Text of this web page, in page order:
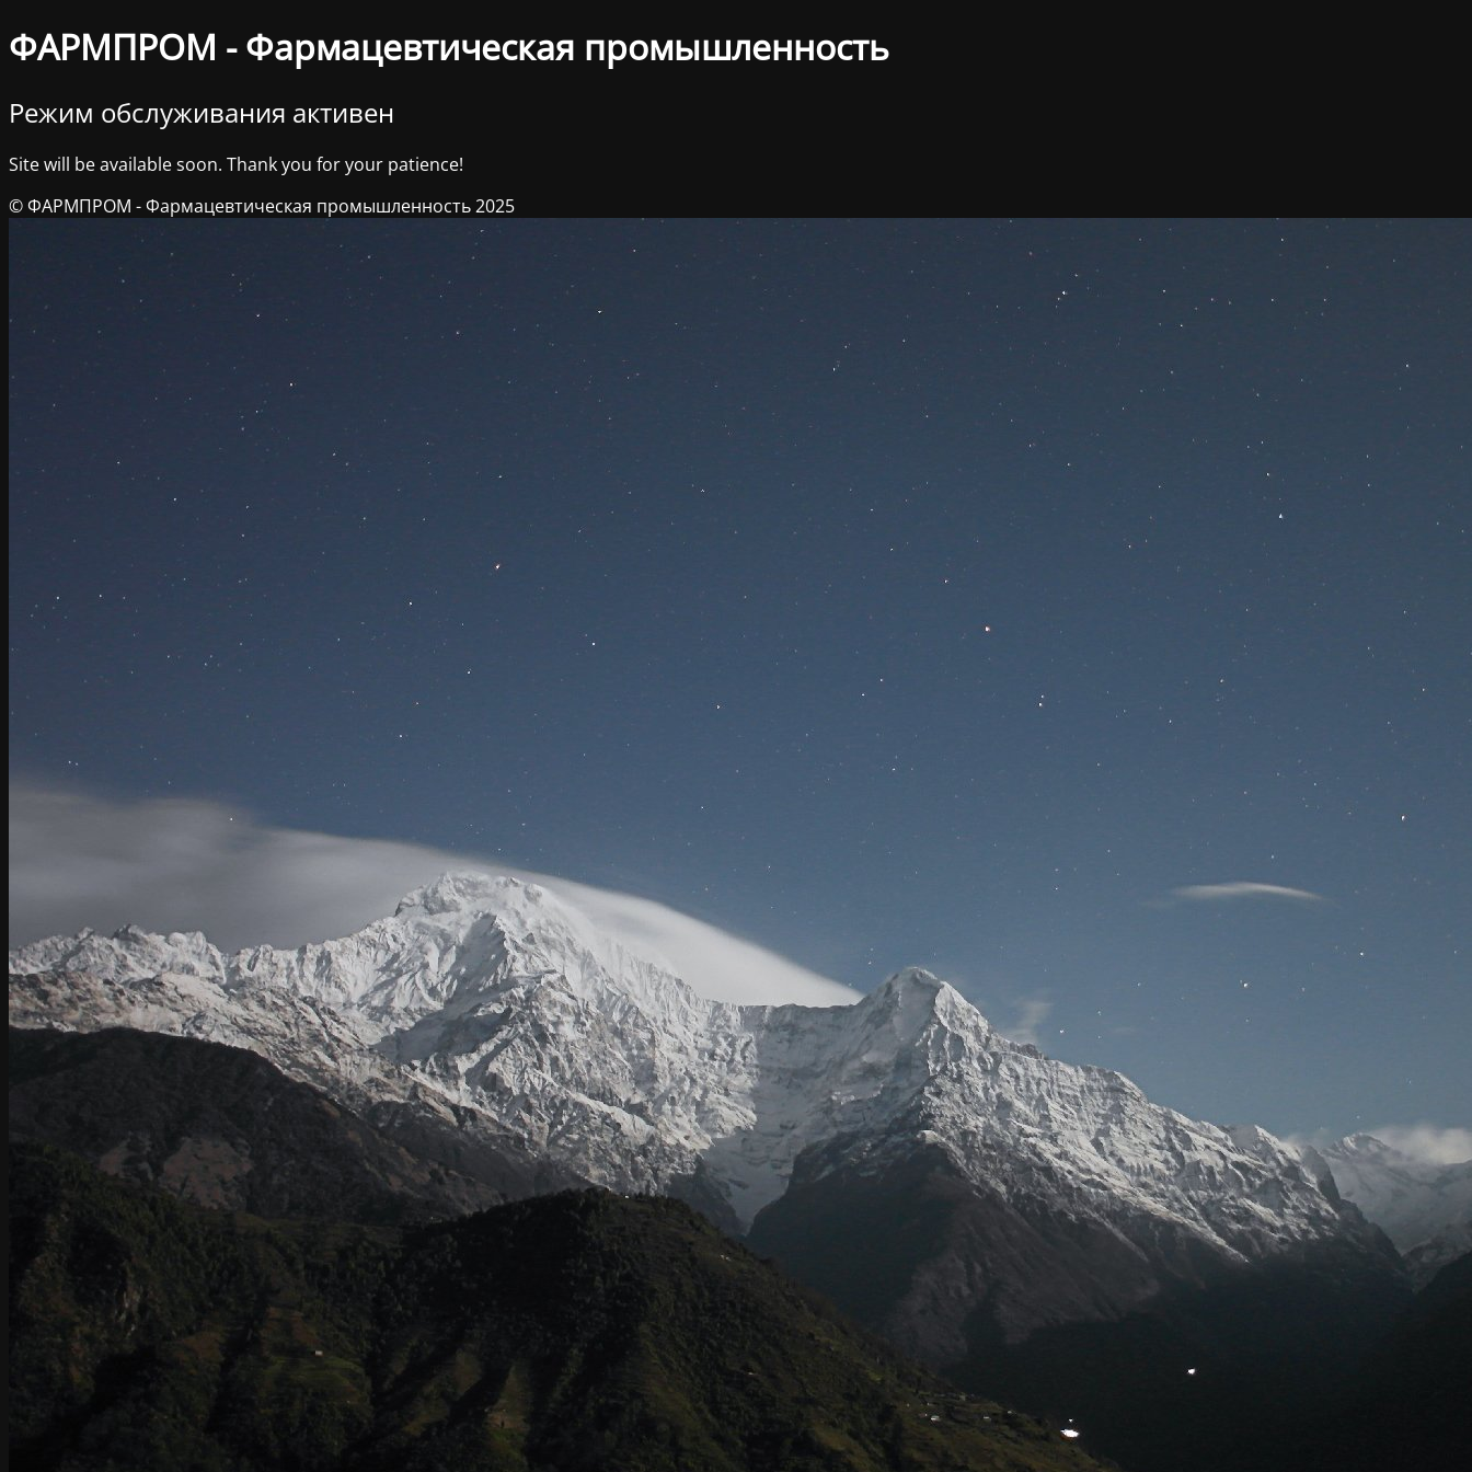
ФАРМПРОМ - Фармацевтическая промышленность
Режим обслуживания активен
Site will be available soon. Thank you for your patience!
© ФАРМПРОМ - Фармацевтическая промышленность 2025